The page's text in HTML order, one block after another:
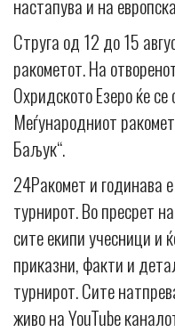
настапува и на
Струга од 12 до 15
ракометот. На
Охридското Езеро ќе
Меѓународниот
Баљук“.
24Ракомет и годинава
турнирот. Во пресрет
сите екипи учесници и
приказни, факти и
турнирот. Сите
живо на YouTube